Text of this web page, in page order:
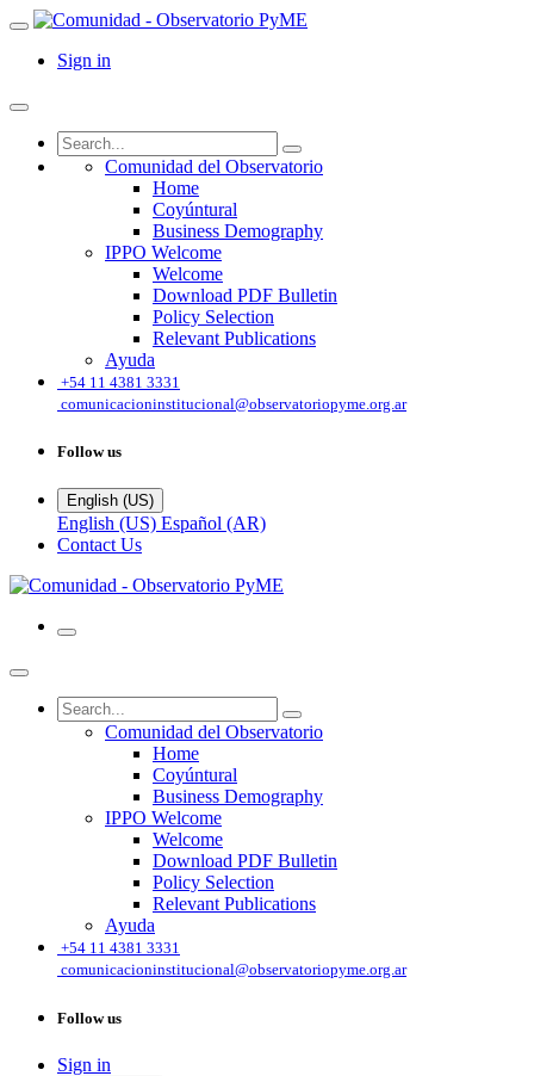
Sign in
Comunidad del Observatorio
Home
Coyúntural
Business Demography
IPPO Welcome
Welcome
Download PDF Bulletin
Policy Selection
Relevant Publications
Ayuda
+54 11 4381 3331
comunicacioninstitucional@observatoriopyme.org.ar
Follow us
English (US)
English (US) Español (AR)
Contact Us
Comunidad del Observatorio
Home
Coyúntural
Business Demography
IPPO Welcome
Welcome
Download PDF Bulletin
Policy Selection
Relevant Publications
Ayuda
+54 11 4381 3331
comunicacioninstitucional@observatoriopyme.org.ar
Follow us
Sign in